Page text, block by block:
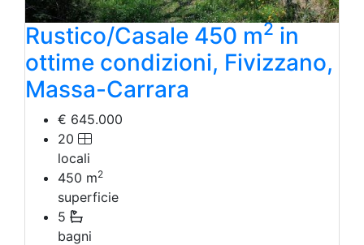
Rustico/Casale 450 m2 in
ottime condizioni, Fivizzano,
Massa-Carrara
€ 645.000
20
locali
450 m2
superficie
5
bagni